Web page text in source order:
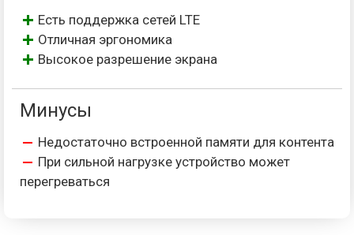
Есть поддержка сетей LTE
Отличная эргономика
Высокое разрешение экрана
Минусы
Недостаточно встроенной памяти для контента
При сильной нагрузке устройство может
перегреваться